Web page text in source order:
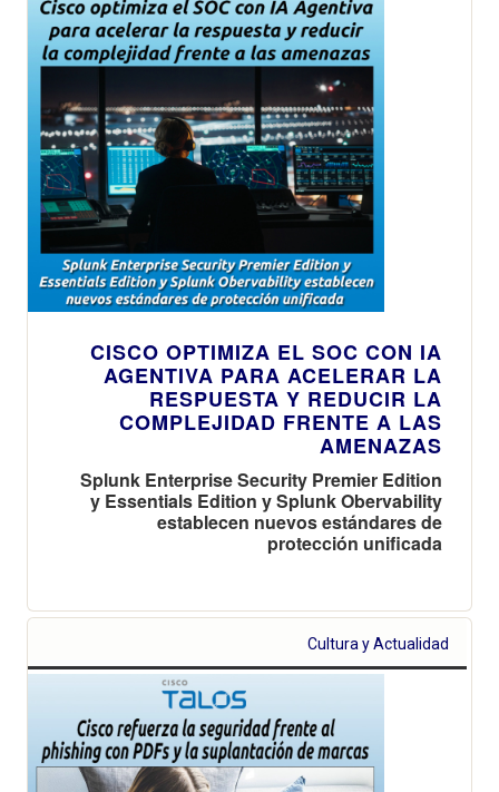
CISCO OPTIMIZA EL SOC CON IA
AGENTIVA PARA ACELERAR LA
RESPUESTA Y REDUCIR LA
COMPLEJIDAD FRENTE A LAS
AMENAZAS
Splunk Enterprise Security Premier Edition
y Essentials Edition y Splunk Obervability
establecen nuevos estándares de
protección unificada
Cultura y Actualidad